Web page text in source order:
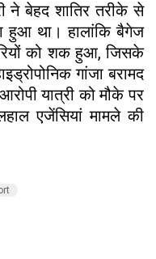
ने बेहद शातिर तरीके से
हुआ था। हालांकि बैगेज
को शक हुआ, जिसके
गांजा बरामद
यात्री को मौके पर
एजेंसियां मामले की